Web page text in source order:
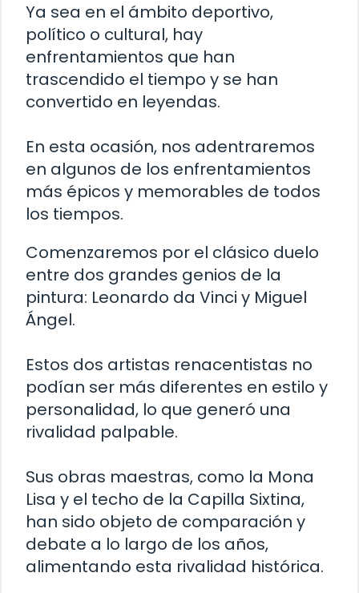
Ya sea en el ámbito deportivo,
político o cultural, hay
enfrentamientos que han
trascendido el tiempo y se han
convertido en leyendas.
En esta ocasión, nos adentraremos
en algunos de los enfrentamientos
más épicos y memorables de todos
los tiempos.
Comenzaremos por el clásico duelo
entre dos grandes genios de la
pintura: Leonardo da Vinci y Miguel
Ángel.
Estos dos artistas renacentistas no
podían ser más diferentes en estilo y
personalidad, lo que generó una
rivalidad palpable.
Sus obras maestras, como la Mona
Lisa y el techo de la Capilla Sixtina,
han sido objeto de comparación y
debate a lo largo de los años,
alimentando esta rivalidad histórica.